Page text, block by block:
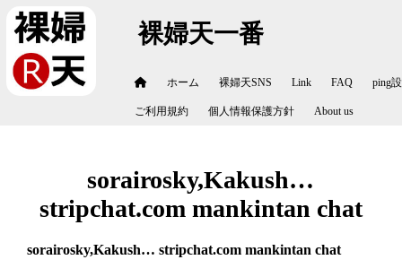
裸婦天一番
ホーム 裸婦天SNS Link FAQ ping
ご利用規約 個人情報保護方針 About us
sorairosky,Kakush…
stripchat.com mankintan chat
sorairosky,Kakush… stripchat.com mankintan chat